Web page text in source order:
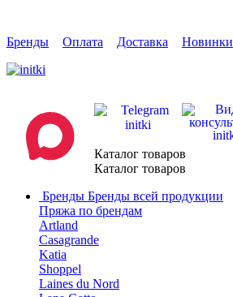
Бренды Оплата Доставка Новинки
Каталог товаров
Каталог товаров
Бренды Бренды всей продукции
Пряжа по брендам
Artland
Casagrande
Katia
Shoppel
Laines du Nord